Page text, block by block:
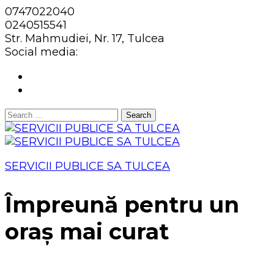
0747022040
0240515541
Str. Mahmudiei, Nr. 17, Tulcea
Social media:
Search
for:
SERVICII PUBLICE SA TULCEA
Împreună pentru un
oraș mai curat